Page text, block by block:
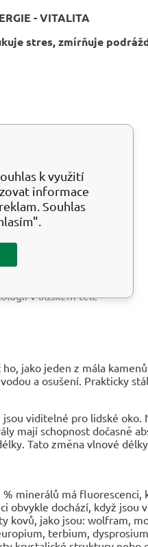
- VITALITA
stres, zmírňuje
spánek
nebo ledvin
v lidském těle
jako jeden z mála
a osušení. Prakticky
viditelné pro lidské
mají schopnost dočasně
Tato změna vlnové
minerálů má
dochází, když jsou
kovů, jako jsou: wolfram,
terbium,
k využití
informace
Souhlas